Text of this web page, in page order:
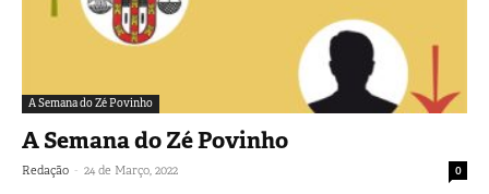
A Semana do Zé Povinho
A Semana do Zé Povinho
Redação - 24 de Março, 2022 0